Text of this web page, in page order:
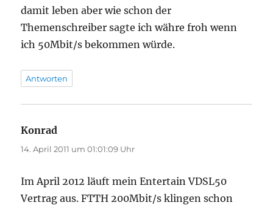
damit leben aber wie schon der
Themenschreiber sagte ich währe froh wenn
ich 50Mbit/s bekommen würde.
Antworten
Konrad
14. April 2011 um 01:01:09 Uhr
Im April 2012 läuft mein Entertain VDSL50
Vertrag aus. FTTH 200Mbit/s klingen schon